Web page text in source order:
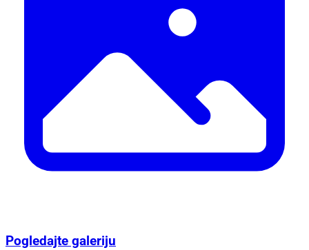
Pogledajte galeriju